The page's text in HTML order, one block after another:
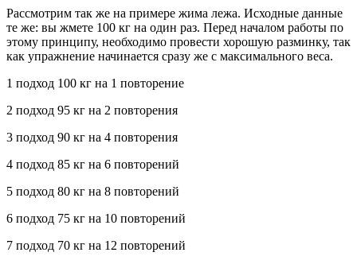
Рассмотрим так же на примере жима лежа. Исходные данные
те же: вы жмете 100 кг на один раз. Перед началом работы по
этому принципу, необходимо провести хорошую разминку, так
как упражнение начинается сразу же с максимального веса.
1 подход 100 кг на 1 повторение
2 подход 95 кг на 2 повторения
3 подход 90 кг на 4 повторения
4 подход 85 кг на 6 повторений
5 подход 80 кг на 8 повторений
6 подход 75 кг на 10 повторений
7 подход 70 кг на 12 повторений